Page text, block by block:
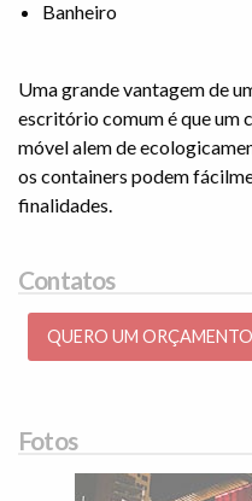
Banheiro
Uma grande vantagem de
escritório comum é que
móvel alem de
os containers podem
finalidades.
Contatos
QUERO UM ORÇAMENTO
Fotos